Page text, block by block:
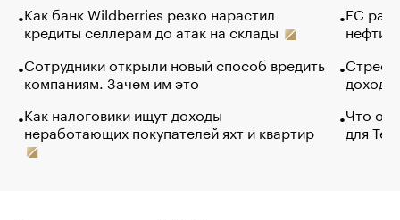
Как банк Wildberries резко нарастил
кредиты селлерам до атак на склады
Сотрудники открыли новый способ вредить
компаниям. Зачем им это
Как налоговики ищут доходы
неработающих покупателей яхт и квартир
ЕС
нефти
Что
для